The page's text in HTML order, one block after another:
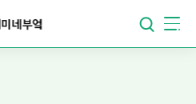
네부엌